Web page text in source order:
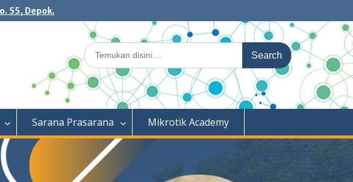
55, Depok.
Search
for:
Sarana Prasarana Mikrotik Academy